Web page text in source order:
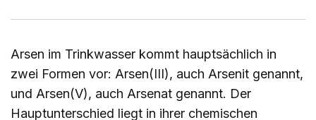
Arsen im Trinkwasser kommt hauptsächlich in
zwei Formen vor: Arsen(III), auch Arsenit genannt,
und Arsen(V), auch Arsenat genannt. Der
Hauptunterschied liegt in ihrer chemischen